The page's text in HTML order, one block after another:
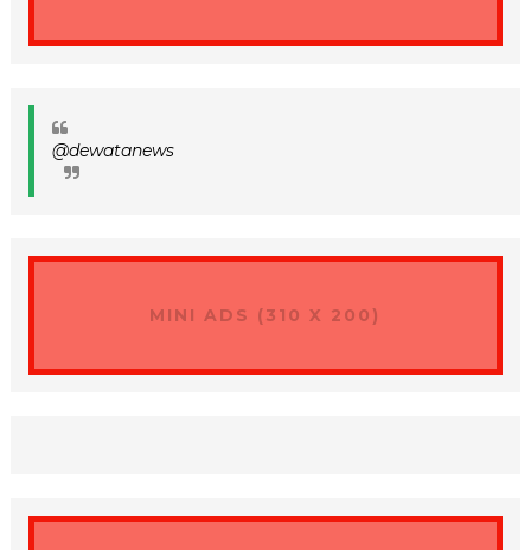
@dewatanews
MINI ADS (310 X 200)